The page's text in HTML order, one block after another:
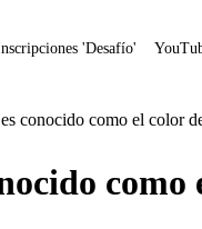
'Desafío'
conocido como el color